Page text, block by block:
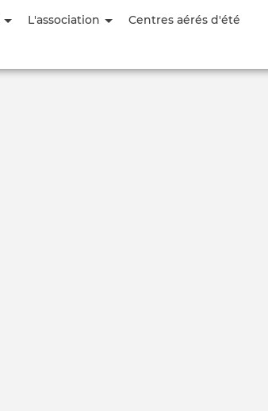
Aller
principal
L'association Centres aérés d'été